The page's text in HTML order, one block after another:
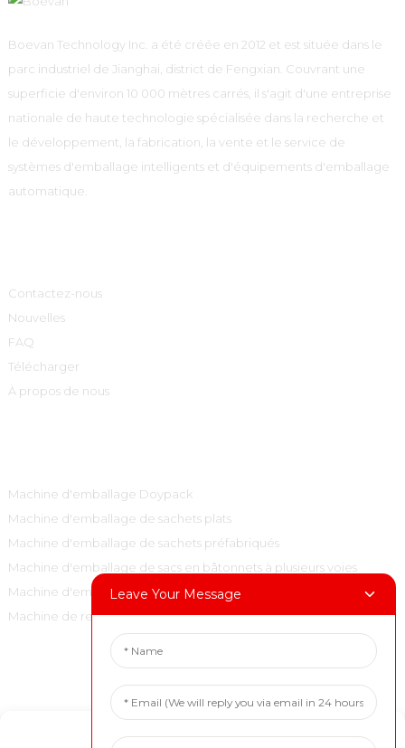
Boevan Technology Inc. a été créée en 2012 et est située dans le
parc industriel de Jianghai, district de Fengxian. Couvrant une
superficie d'environ 10 000 mètres carrés, il s'agit d'une entreprise
nationale de haute technologie spécialisée dans la recherche et
le développement, la fabrication, la vente et le service de
systèmes d'emballage intelligents et d'équipements d'emballage
automatique.
Contactez-nous
Nouvelles
FAQ
Télécharger
À propos de nous
Machine d'emballage Doypack
Machine d'emballage de sachets plats
Machine d'emballage de sachets préfabriqués
Machine d'emballage de sacs en bâtonnets à plusieurs voies
Machine d'emballage de sacs à oreillers verticaux
Machine de remplissage et de bouchage
Tél. : +86 15001972710
Courriel : marketing@boevan.cn
Leave Your Message
Manage Cookie Consent